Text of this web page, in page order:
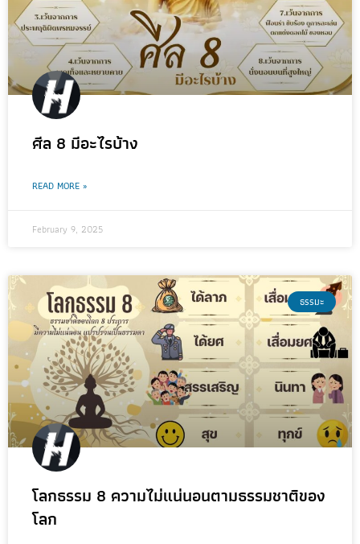
ศีล 8 มีอะไรบ้าง
READ MORE »
February 9, 2025
ธรรมะ
โลกธรรม 8 ความไม่แน่นอนตามธรรมชาติของ
โลก